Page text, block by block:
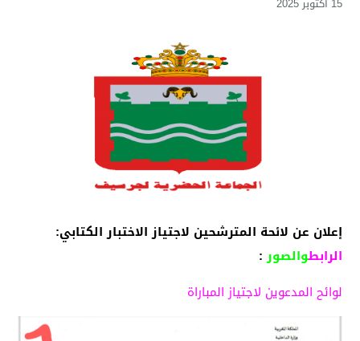
إعلان عن لائحة المترشحين لاجتياز الاختبار الكتابي:
الرابطوالصور:
لوائح المدعوين لاجتياز المباراة